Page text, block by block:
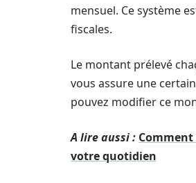
mensuel. Ce système
fiscales.
Le montant prélevé
vous assure une
pouvez modifier ce
A lire aussi :
votre quotidien